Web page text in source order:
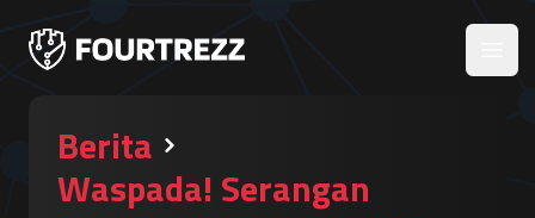
Berita
Waspada! Serangan